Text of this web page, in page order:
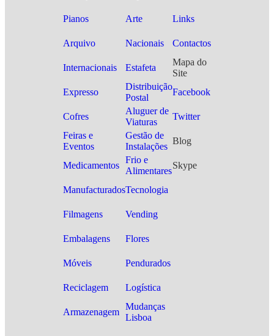
Pianos Arte Links
Arquivo Nacionais Contactos
Internacionais Estafeta
Mapa do
Site
Expresso
Distribuição
Postal
Facebook
Cofres
Aluguer de
Viaturas
Twitter
Feiras e
Eventos
Gestão de
Instalações
Blog
Medicamentos
Frio e
Alimentares
Skype
ManufacturadosTecnologia
Filmagens Vending
Embalagens Flores
Móveis Pendurados
Reciclagem Logística
Armazenagem
Mudanças
Lisboa